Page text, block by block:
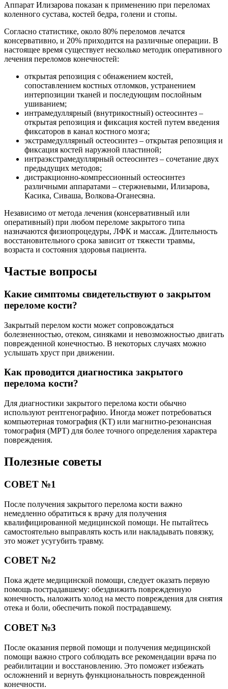
Аппарат Илизарова показан к применению при переломах
коленного сустава, костей бедра, голени и стопы.
Согласно статистике, около 80% переломов лечатся
консервативно, и 20% приходится на различные операции. В
настоящее время существует несколько методик оперативного
лечения переломов конечностей:
открытая репозиция с обнажением костей,
сопоставлением костных отломков, устранением
интерпозиции тканей и последующим послойным
ушиванием;
интрамедуллярный (внутрикостный) остеосинтез –
открытая репозиция и фиксация костей путем введения
фиксаторов в канал костного мозга;
экстрамедуллярный остеосинтез – открытая репозиция и
фиксация костей наружной пластиной;
интраэкстрамедуллярный остеосинтез – сочетание двух
предыдущих методов;
дистракционно-компрессионный остеосинтез
различными аппаратами – стержневыми, Илизарова,
Касика, Сиваша, Волкова-Оганесяна.
Независимо от метода лечения (консервативный или
оперативный) при любом переломе закрытого типа
назначаются физиопроцедуры, ЛФК и массаж. Длительность
восстановительного срока зависит от тяжести травмы,
возраста и состояния здоровья пациента.
Частые вопросы
Какие симптомы свидетельствуют о закрытом
переломе кости?
Закрытый перелом кости может сопровождаться
болезненностью, отеком, синяками и невозможностью двигать
поврежденной конечностью. В некоторых случаях можно
услышать хруст при движении.
Как проводится диагностика закрытого
перелома кости?
Для диагностики закрытого перелома кости обычно
используют рентгенографию. Иногда может потребоваться
компьютерная томография (КТ) или магнитно-резонансная
томография (МРТ) для более точного определения характера
повреждения.
Полезные советы
СОВЕТ №1
После получения закрытого перелома кости важно
немедленно обратиться к врачу для получения
квалифицированной медицинской помощи. Не пытайтесь
самостоятельно выправлять кость или накладывать повязку,
это может усугубить травму.
СОВЕТ №2
Пока ждете медицинской помощи, следует оказать первую
помощь пострадавшему: обездвижить поврежденную
конечность, наложить холод на место повреждения для снятия
отека и боли, обеспечить покой пострадавшему.
СОВЕТ №3
После оказания первой помощи и получения медицинской
помощи важно строго соблюдать все рекомендации врача по
реабилитации и восстановлению. Это поможет избежать
осложнений и вернуть функциональность поврежденной
конечности.